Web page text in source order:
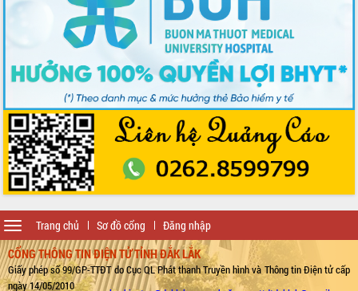
Trang chủ Sơ đồ cổng Đăng nhập
Toggle
navigation
CỔNG THÔNG TIN ĐIỆN TỬ TỈNH ĐẮK LẮK
Giấy phép số 99/GP-TTĐT do Cục QL Phát thanh Truyền hình và Thông tin Điện tử cấp
ngày 14/05/2010